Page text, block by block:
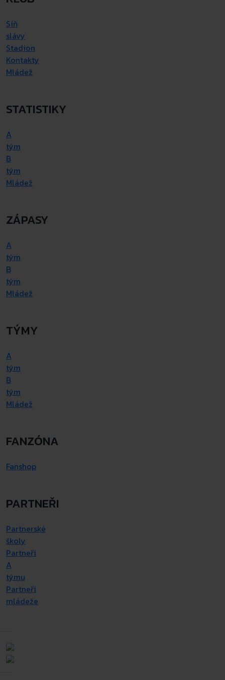
Síň
slávy
Stadion
Kontakty
Mládež
STATISTIKY
A
tým
B
tým
Mládež
ZÁPASY
A
tým
B
tým
Mládež
TÝMY
A
tým
B
tým
Mládež
FANZÓNA
Fanshop
PARTNEŘI
Partnerské
školy
Partneři
A
týmu
Partneři
mládeže